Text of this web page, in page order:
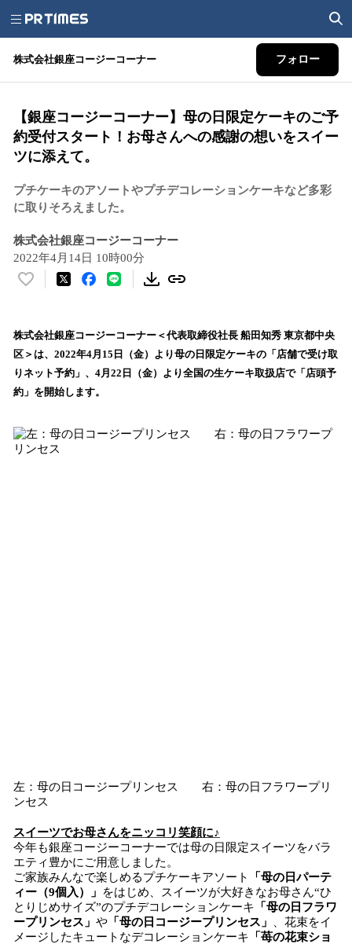
株式会社銀座コージーコーナー フォロー
【銀座コージーコーナー】母の日限定ケーキのご予
約受付スタート！お母さんへの感謝の想いをスイー
ツに添えて。
プチケーキのアソートやプチデコレーションケーキなど多彩
に取りそろえました。
株式会社銀座コージーコーナー
2022年4月14日 10時00分
い
！
数
を
読
み
中
株式会社銀座コージーコーナー＜代表取締役社長 船田知秀 東京都中央
区＞は、2022年4月15日（金）より母の日限定ケーキの「店舗で受け取
りネット予約」、4月22日（金）より全国の生ケーキ取扱店で「店頭予
約」を開始します。
左：母の日コージープリンセス 右：母の日フラワープリ
ンセス
スイーツでお母さんをニッコリ笑顔に♪
今年も銀座コージーコーナーでは母の日限定スイーツをバラ
エティ豊かにご用意しました。
ご家族みんなで楽しめるプチケーキアソート
「母の日パーテ
ィー（9個入）」
をはじめ、スイーツが大好きなお母さん“ひ
とりじめサイズ”のプチデコレーションケーキ 「母の日フラワ
ープリンセス」 や 「母の日コージープリンセス」
、花束をイ
メージしたキュートなデコレーションケーキ 「苺の花束ショ